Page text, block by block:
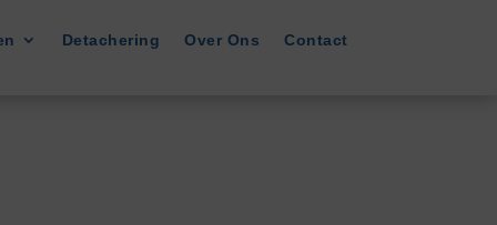
Detachering Over Ons Contact